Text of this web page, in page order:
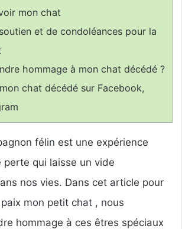
mon chat
et de condoléances pour la
hommage à mon chat décédé ?
chat décédé sur Facebook,
félin est une expérience
perte qui laisse un vide
nos vies. Dans cet article pour
mon petit chat , nous
hommage à ces êtres spéciaux